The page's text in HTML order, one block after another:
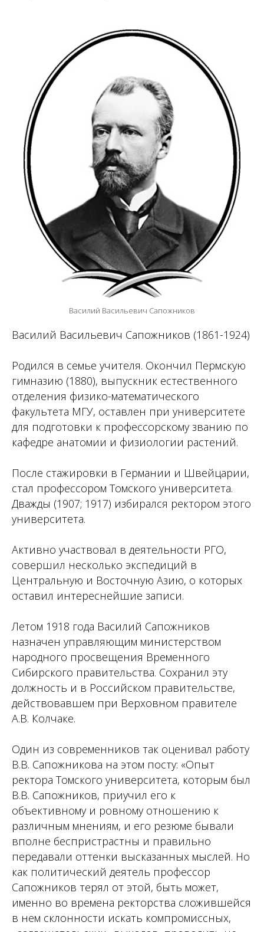
Василий Васильевич Сапожников
Василий Васильевич Сапожников (1861-1924)
Родился в семье учителя. Окончил Пермскую
гимназию (1880), выпускник естественного
отделения физико-математического
факультета МГУ, оставлен при университете
для подготовки к профессорскому званию по
кафедре анатомии и физиологии растений.
После стажировки в Германии и Швейцарии,
стал профессором Томского университета.
Дважды (1907; 1917) избирался ректором этого
университета.
Активно участвовал в деятельности РГО,
совершил несколько экспедиций в
Центральную и Восточную Азию, о которых
оставил интереснейшие записи.
Летом 1918 года Василий Сапожников
назначен управляющим министерством
народного просвещения Временного
Сибирского правительства. Сохранил эту
должность и в Российском правительстве,
действовавшем при Верховном правителе
А.В. Колчаке.
Один из современников так оценивал работу
В.В. Сапожникова на этом посту: «Опыт
ректора Томского университета, которым был
В.В. Сапожников, приучил его к
объективному и ровному отношению к
различным мнениям, и его резюме бывали
вполне беспристрастны и правильно
передавали оттенки высказанных мыслей. Но
как политический деятель профессор
Сапожников терял от этой, быть может,
именно во времена ректорства сложившейся
в нем склонности искать компромиссных,